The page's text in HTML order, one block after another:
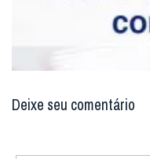
Deixe seu comentário